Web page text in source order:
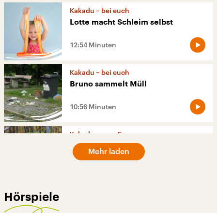
Kakadu – bei euch
Lotte macht Schleim selbst
12:54 Minuten
Kakadu – bei euch
Bruno sammelt Müll
10:56 Minuten
Kakadu – eure Fragen:
Ist faul sein auch gut oder nur
schlecht?
Mehr laden
Hörspiele